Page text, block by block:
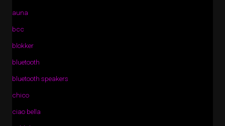
auna
bcc
blokker
bluetooth
bluetooth speakers
chico
ciao bella